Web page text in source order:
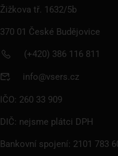
Žižkova tř. 1632/5b
370 01 České Budějovice
(+420) 386 116 811
info@vsers.cz
IČO: 260 33 909
DIČ: nejsme plátci DPH
Bankovní spojení: 2101 783